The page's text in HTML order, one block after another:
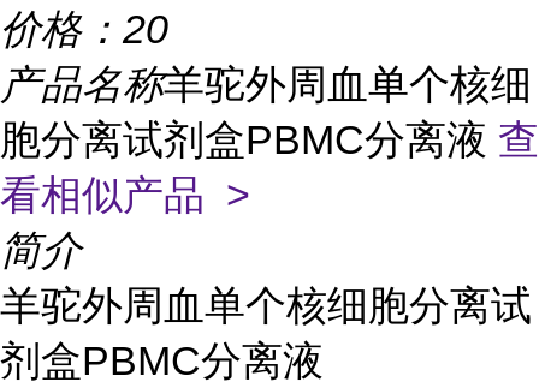
价格： 20
产品名称羊驼外周血单个核细
胞分离试剂盒PBMC分离液 查
看相似产品 >
简介
羊驼外周血单个核细胞分离试
剂盒PBMC分离液